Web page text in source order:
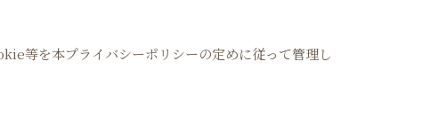
等を本プライバシーポリシーの定めに従って管理し